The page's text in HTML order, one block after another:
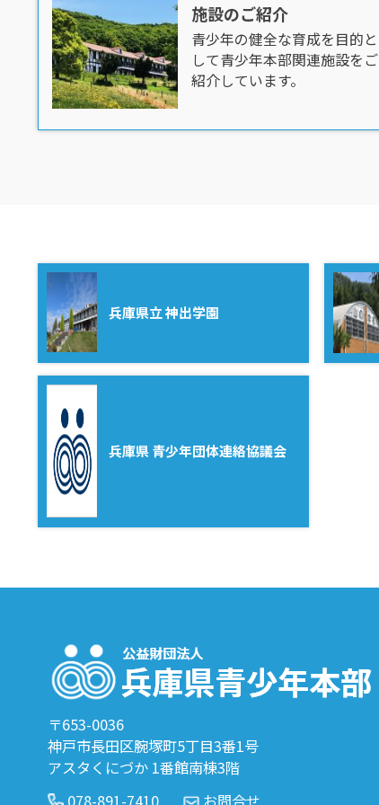
施設のご紹介
青少年の健全な育成を目的と
して青少年本部関連施設をご
紹介しています。
兵庫県立 神出学園
兵庫県 青少年団体連絡協議会
〒653-0036
神戸市長田区腕塚町5丁目3番1号
アスタくにづか 1番館南棟3階